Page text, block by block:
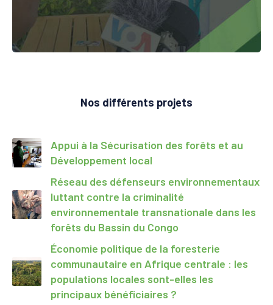
Nos différents projets
Appui à la Sécurisation des forêts et au
Développement local
Réseau des défenseurs environnementaux
luttant contre la criminalité
environnementale transnationale dans les
forêts du Bassin du Congo
Économie politique de la foresterie
communautaire en Afrique centrale : les
populations locales sont-elles les
principaux bénéficiaires ?